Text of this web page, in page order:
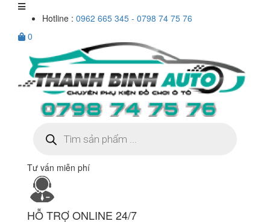
Hotline : 0962 665 345 - 0798 74 75 76
0
kiếm
sản
Tư vấn miễn phí
HỖ TRỢ ONLINE 24/7